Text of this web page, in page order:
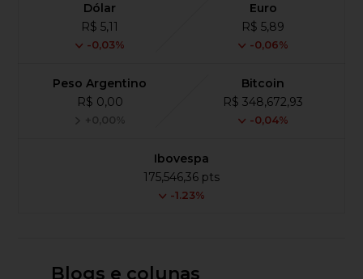
Dólar
R$ 5,11
-0,03%
Euro
R$ 5,89
-0,06%
Peso Argentino
R$ 0,00
+0,00%
Bitcoin
R$ 348,672,93
-0,04%
Ibovespa
175,546,36 pts
-1.23%
Blogs e colunas